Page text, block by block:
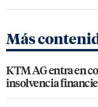
Más
KTM AG entra en
insolvencia